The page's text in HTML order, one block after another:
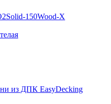
Solid-150Wood-X
из ДПК EasyDecking